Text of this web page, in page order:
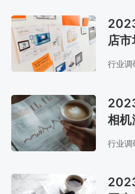
店
报告
行业调
相机
与
行业调